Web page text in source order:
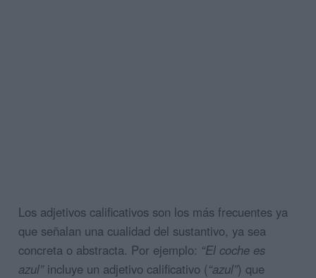
Los adjetivos calificativos son los más frecuentes ya
que señalan una cualidad del sustantivo, ya sea
concreta o abstracta. Por ejemplo: “El coche es
azul”incluye un adjetivo calificativo (“azul”) que